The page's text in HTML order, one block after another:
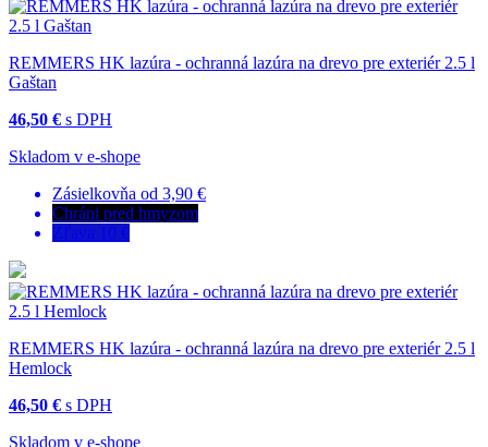
REMMERS HK lazúra - ochranná lazúra na drevo pre exteriér 2.5 l
Gaštan
46,50 € s DPH
Skladom v e-shope
Zásielkovňa od 3,90 €
Chráni pred hmyzom
Zľava 10 €
REMMERS HK lazúra - ochranná lazúra na drevo pre exteriér 2.5 l
Hemlock
46,50 € s DPH
Skladom v e-shope